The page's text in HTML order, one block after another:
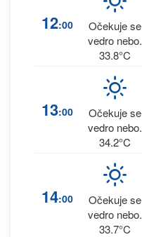
12:00
Očekuje se
vedro nebo.
33.8°C
13:00
Očekuje se
vedro nebo.
34.2°C
14:00
Očekuje se
vedro nebo.
33.7°C